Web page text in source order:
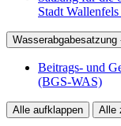
Stadt
Wasserabgabesatzung
Beitrags- und
(BGS-WAS)
Alle aufklappen Alle